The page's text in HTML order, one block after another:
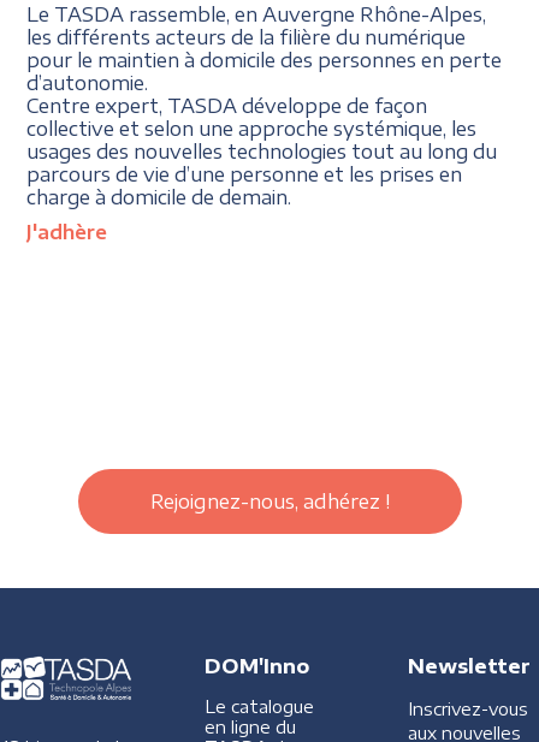
Le TASDA rassemble, en Auvergne Rhône-Alpes,
les différents acteurs de la filière du numérique
pour le maintien à domicile des personnes en perte
d’autonomie.
Centre expert, TASDA développe de façon
collective et selon une approche systémique, les
usages des nouvelles technologies tout au long du
parcours de vie d’une personne et les prises en
charge à domicile de demain.
J'adhère
Rejoignez-nous, adhérez !
DOM'Inno
Le catalogue
en ligne du
Newsletter
Inscrivez-vous
aux nouvelles